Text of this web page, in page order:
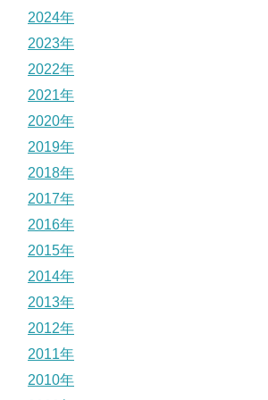
2024年
2023年
2022年
2021年
2020年
2019年
2018年
2017年
2016年
2015年
2014年
2013年
2012年
2011年
2010年